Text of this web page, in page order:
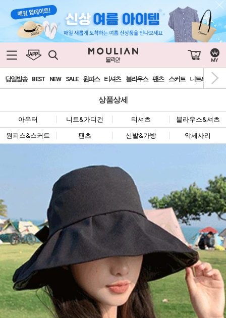
0
당일발송 BEST NEW SALE 원피스 티셔츠 블라우스 팬츠 스커트 니트&가디건
상품상세
아우터 니트&가디건 티셔츠 블라우스&셔츠
원피스&스커트 팬츠 신발&가방 악세사리